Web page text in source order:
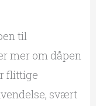
til
mer om dåpen
flittige
svært